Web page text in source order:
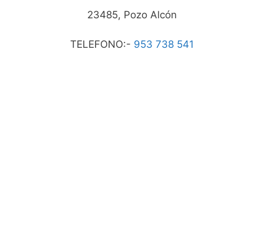
23485, Pozo Alcón
TELEFONO:- 953 738 541